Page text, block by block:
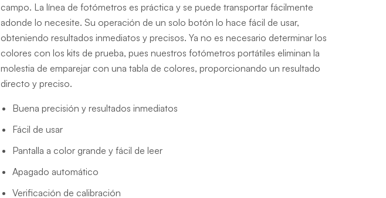
campo. La línea de fotómetros es práctica y se puede transportar fácilmente
adonde lo necesite. Su operación de un solo botón lo hace fácil de usar,
obteniendo resultados inmediatos y precisos. Ya no es necesario determinar los
colores con los kits de prueba, pues nuestros fotómetros portátiles eliminan la
molestia de emparejar con una tabla de colores, proporcionando un resultado
directo y preciso.
Buena precisión y resultados inmediatos
Fácil de usar
Pantalla a color grande y fácil de leer
Apagado automático
Verificación de calibración